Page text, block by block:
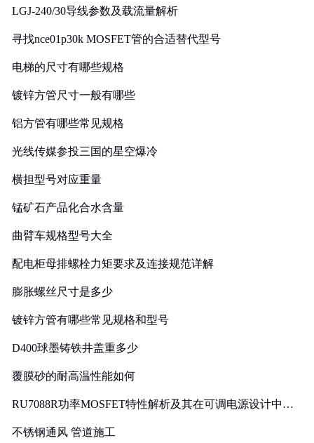
LGJ-240/30导线参数及载流量解析
寻找nce01p30k MOSFET管的合适替代型号
电梯的尺寸有哪些规格
镀锌方管尺寸一般有哪些
铝方管有哪些常见规格
光线传媒参投三国的星空爆冷
横担型号对应重量
锰矿石产品化合水含量
曲臂车规格型号大全
配电柜母排螺栓力矩要求及连接规范详解
膨胀螺丝尺寸是多少
镀锌方管有哪些常见规格和型号
D400球墨铸铁井盖重多少
覆膜砂的耐高温性能如何
RU7088R功率MOSFET特性解析及其在可调电源设计中的
不锈钢通风 管道施工